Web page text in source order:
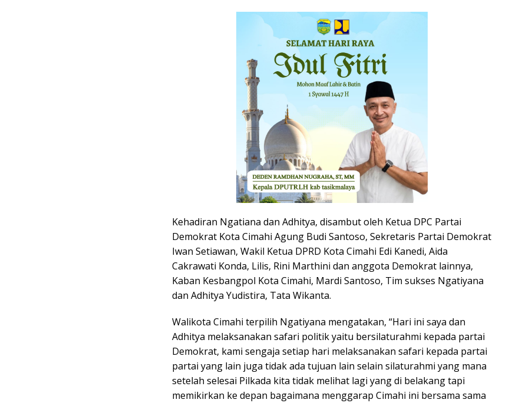
Kehadiran Ngatiana dan Adhitya, disambut oleh Ketua DPC Partai
Demokrat Kota Cimahi Agung Budi Santoso, Sekretaris Partai Demokrat
Iwan Setiawan, Wakil Ketua DPRD Kota Cimahi Edi Kanedi, Aida
Cakrawati Konda, Lilis, Rini Marthini dan anggota Demokrat lainnya,
Kaban Kesbangpol Kota Cimahi, Mardi Santoso, Tim sukses Ngatiyana
dan Adhitya Yudistira, Tata Wikanta.
Walikota Cimahi terpilih Ngatiyana mengatakan, “Hari ini saya dan
Adhitya melaksanakan safari politik yaitu bersilaturahmi kepada partai
Demokrat, kami sengaja setiap hari melaksanakan safari kepada partai
partai yang lain juga tidak ada tujuan lain selain silaturahmi yang mana
setelah selesai Pilkada kita tidak melihat lagi yang di belakang tapi
memikirkan ke depan bagaimana menggarap Cimahi ini bersama sama